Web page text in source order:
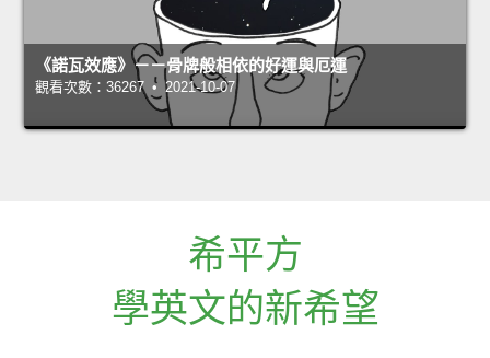
《諾瓦效應》－－骨牌般相依的好運與厄運
觀看次數：36267 • 2021-10-07
希平方
學英文的新希望